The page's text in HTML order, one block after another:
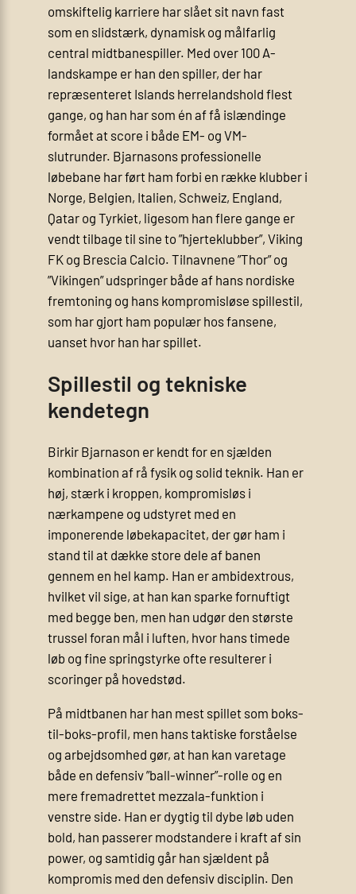
omskiftelig karriere har slået sit navn fast
som en slidstærk, dynamisk og målfarlig
central midtbanespiller. Med over 100 A-
landskampe er han den spiller, der har
repræsenteret Islands herrelandshold flest
gange, og han har som én af få islændinge
formået at score i både EM- og VM-
slutrunder. Bjarnasons professionelle
løbebane har ført ham forbi en række klubber i
Norge, Belgien, Italien, Schweiz, England,
Qatar og Tyrkiet, ligesom han flere gange er
vendt tilbage til sine to ”hjerteklubber”, Viking
FK og Brescia Calcio. Tilnavnene ”Thor” og
”Vikingen” udspringer både af hans nordiske
fremtoning og hans kompromisløse spillestil,
som har gjort ham populær hos fansene,
uanset hvor han har spillet.
Spillestil og tekniske
kendetegn
Birkir Bjarnason er kendt for en sjælden
kombination af rå fysik og solid teknik. Han er
høj, stærk i kroppen, kompromisløs i
nærkampene og udstyret med en
imponerende løbekapacitet, der gør ham i
stand til at dække store dele af banen
gennem en hel kamp. Han er ambidextrous,
hvilket vil sige, at han kan sparke fornuftigt
med begge ben, men han udgør den største
trussel foran mål i luften, hvor hans timede
løb og fine springstyrke ofte resulterer i
scoringer på hovedstød.
På midtbanen har han mest spillet som boks-
til-boks-profil, men hans taktiske forståelse
og arbejdsomhed gør, at han kan varetage
både en defensiv ”ball-winner”-rolle og en
mere fremadrettet mezzala-funktion i
venstre side. Han er dygtig til dybe løb uden
bold, han passerer modstandere i kraft af sin
power, og samtidig går han sjældent på
kompromis med den defensiv disciplin. Den